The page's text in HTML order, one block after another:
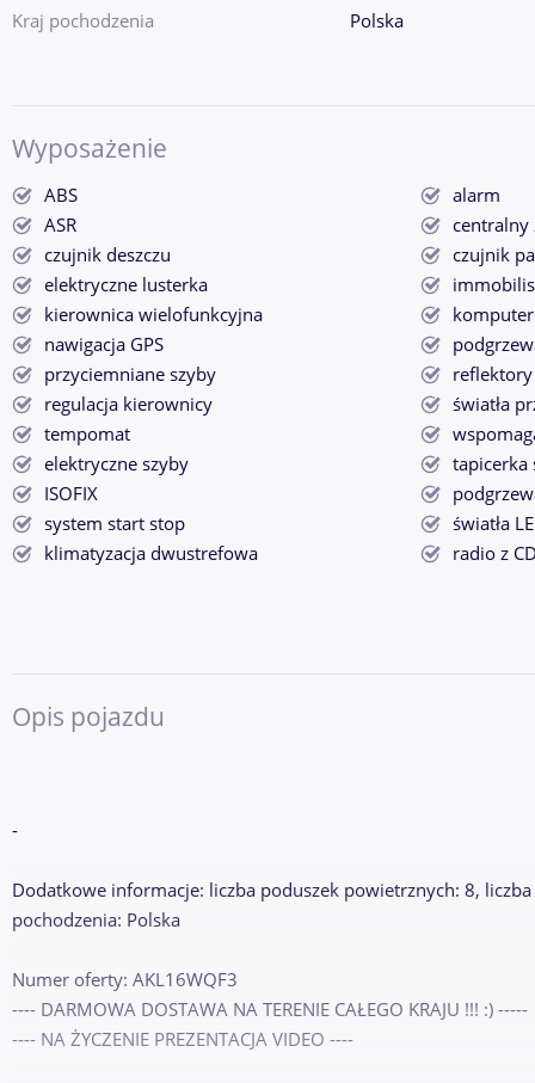
Kraj pochodzenia
Polska
Wyposażenie
ABS
alarm
ASR
centralny
czujnik deszczu
czujnik
elektryczne lusterka
kierownica wielofunkcyjna
komputer
nawigacja GPS
przyciemniane szyby
regulacja kierownicy
światła
tempomat
elektryczne szyby
tapicerka
ISOFIX
system start stop
światła
klimatyzacja dwustrefowa
radio z
Opis pojazdu
-
Dodatkowe informacje: liczba poduszek powietrznych: 8,
pochodzenia: Polska
Numer oferty: AKL16WQF3
---- DARMOWA DOSTAWA NA TERENIE CAŁEGO KRAJU !!! :) -----
---- NA ŻYCZENIE PREZENTACJA VIDEO ----